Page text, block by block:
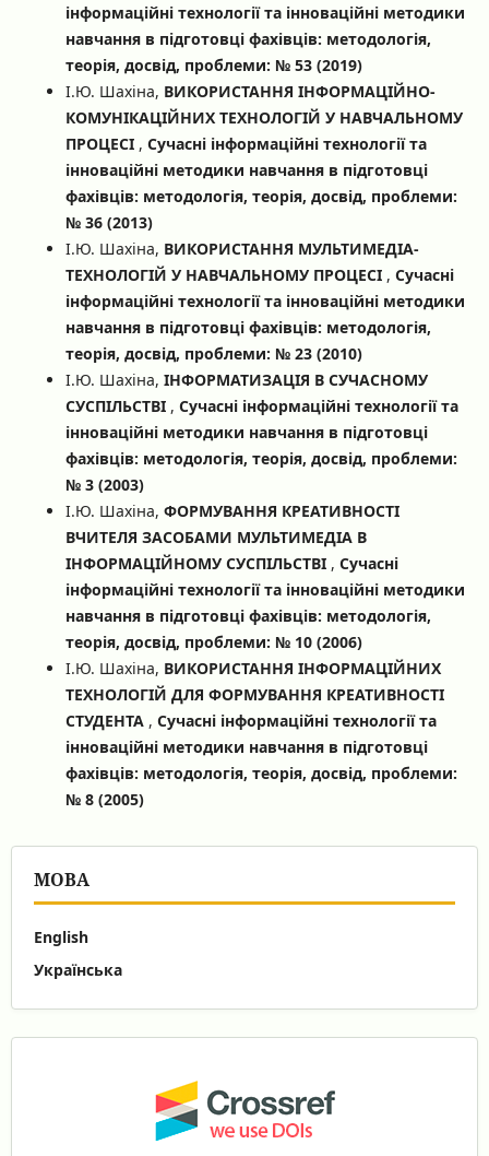
інформаційні технології та інноваційні методики
навчання в підготовці фахівців: методологія,
теорія, досвід, проблеми: № 53 (2019)
І.Ю. Шахіна, ВИКОРИСТАННЯ ІНФОРМАЦІЙНО-
КОМУНІКАЦІЙНИХ ТЕХНОЛОГІЙ У НАВЧАЛЬНОМУ
ПРОЦЕСІ , Сучасні інформаційні технології та
інноваційні методики навчання в підготовці
фахівців: методологія, теорія, досвід, проблеми:
№ 36 (2013)
І.Ю. Шахіна, ВИКОРИСТАННЯ МУЛЬТИМЕДІА-
ТЕХНОЛОГІЙ У НАВЧАЛЬНОМУ ПРОЦЕСІ , Сучасні
інформаційні технології та інноваційні методики
навчання в підготовці фахівців: методологія,
теорія, досвід, проблеми: № 23 (2010)
І.Ю. Шахіна, ІНФОРМАТИЗАЦІЯ В СУЧАСНОМУ
СУСПІЛЬСТВІ , Сучасні інформаційні технології та
інноваційні методики навчання в підготовці
фахівців: методологія, теорія, досвід, проблеми:
№ 3 (2003)
І.Ю. Шахіна, ФОРМУВАННЯ КРЕАТИВНОСТІ
ВЧИТЕЛЯ ЗАСОБАМИ МУЛЬТИМЕДІА В
ІНФОРМАЦІЙНОМУ СУСПІЛЬСТВІ , Сучасні
інформаційні технології та інноваційні методики
навчання в підготовці фахівців: методологія,
теорія, досвід, проблеми: № 10 (2006)
І.Ю. Шахіна, ВИКОРИСТАННЯ ІНФОРМАЦІЙНИХ
ТЕХНОЛОГІЙ ДЛЯ ФОРМУВАННЯ КРЕАТИВНОСТІ
СТУДЕНТА , Сучасні інформаційні технології та
інноваційні методики навчання в підготовці
фахівців: методологія, теорія, досвід, проблеми:
№ 8 (2005)
МОВА
English
Українська